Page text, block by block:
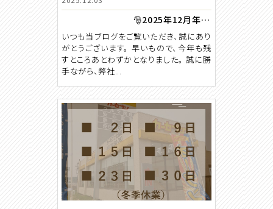
🎅2025年12月年末年始休業のご案内🎍
いつも当ブログをご覧いただき、誠にあり
がとうございます。 早いもので、今年も残
すところあとわずかとなりました。 誠に勝
手ながら、弊社...